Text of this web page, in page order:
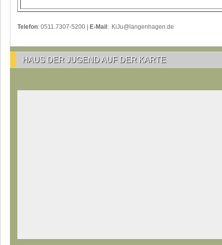
Telefon: 0511.7307-5200 | E-Mail : KiJu@langenhagen.de
HAUS DER JUGEND AUF DER KARTE